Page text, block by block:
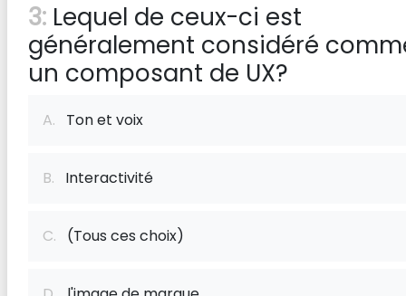
3: Lequel de ceux-ci est
généralement considéré
un composant de UX?
A. Ton et voix
B. Interactivité
C. (Tous ces choix)